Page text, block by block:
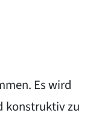
Es wird
konstruktiv zu